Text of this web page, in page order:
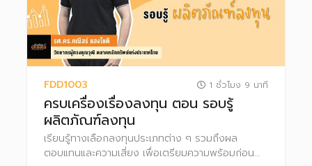
FDD1003 1 ชั่วโมง 9 นาที
ครบเครื่องเรื่องลงทุน ตอน รอบรู้
ผลิตภัณฑ์ลงทุน
เรียนรู้ทางเลือกลงทุนประเภทต่าง ๆ รวมถึงผล
ตอบแทนและความเสี่ยง เพื่อเตรียมความพร้อมก่อน